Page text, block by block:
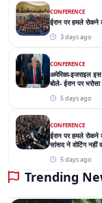
CONFERENCE
ईरान पर हमले रोकने
3 days ago
CONFERENCE
अमेरिका-इजराइल
बोले- ईरान पर भरोसा
5 days ago
CONFERENCE
ईरान पर हमले रोकने
सांसद ने वोटिंग नहीं
5 days ago
Trending